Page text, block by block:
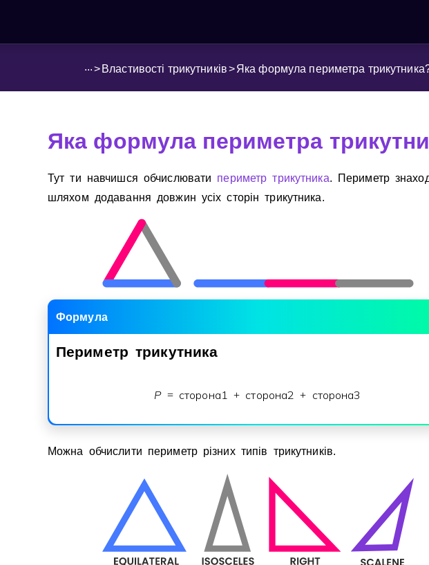
...> Властивості трикутників>Яка формула периметра
Яка формула периметра
Тут ти навчишся обчислювати периметр трикутника. Периметр
шляхом додавання довжин усiх сторiн трикутника.
Формула
Периметр трикутника
P = сторона1 + сторона2 + сторона3
Можна обчислити периметр рiзних типiв трикутникiв.